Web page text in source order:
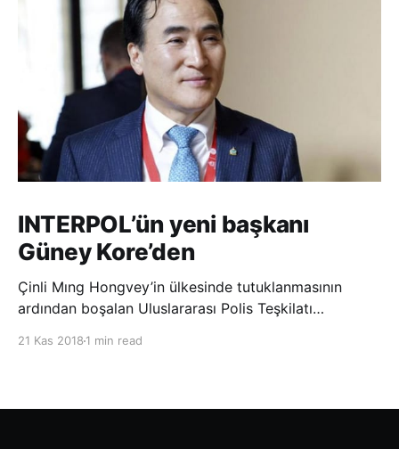
INTERPOL’ün yeni başkanı
Güney Kore’den
Çinli Mıng Hongvey’in ülkesinde tutuklanmasının
ardından boşalan Uluslararası Polis Teşkilatı
21 Kas 2018 1 min read